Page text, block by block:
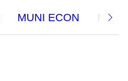
MUNI ECON MUNI